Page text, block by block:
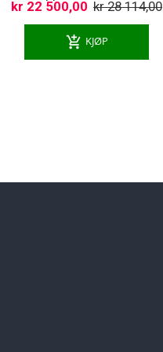
kr 22 500,00 kr 28 114,00
add_shopping_cart KJØP